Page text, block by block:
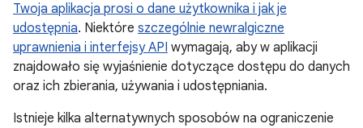
Twoja aplikacja prosi o dane użytkownika i jak je
udostępnia. Niektóre szczególnie newralgiczne
uprawnienia i interfejsy API wymagają, aby w aplikacji
znajdowało się wyjaśnienie dotyczące dostępu do danych
oraz ich zbierania, używania i udostępniania.
Istnieje kilka alternatywnych sposobów na ograniczenie